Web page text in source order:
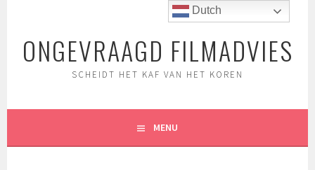
inhoudONGEVRAAGD FILMADVIES
SCHEIDT HET KAF VAN HET KOREN
MENU
Dutch